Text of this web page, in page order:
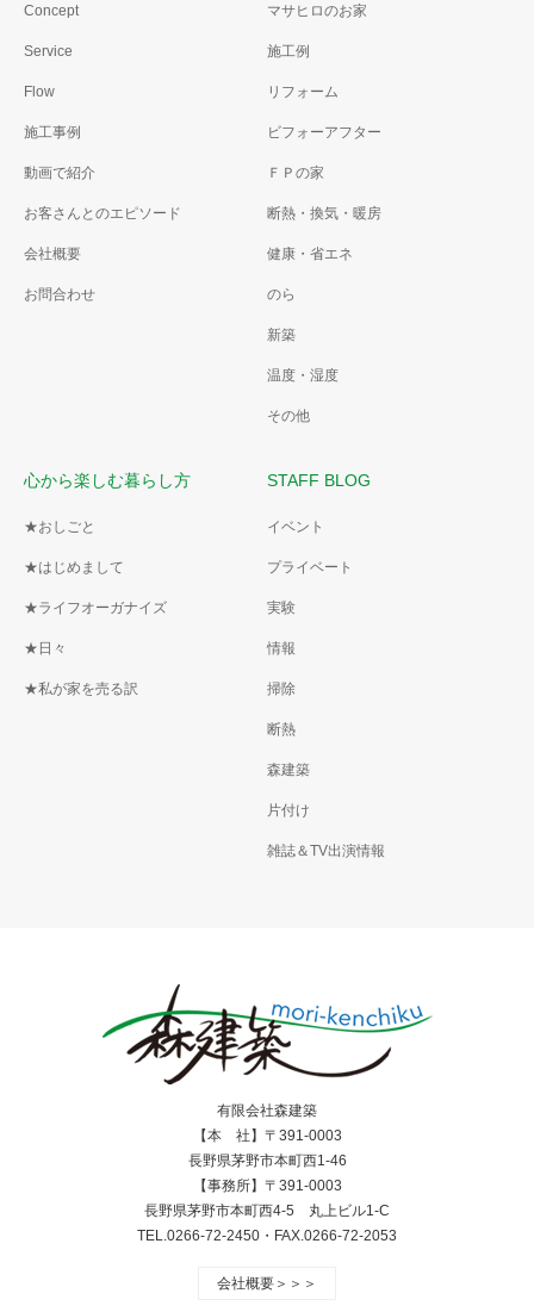
Concept
Service
Flow
施工事例
動画で紹介
お客さんとのエピソード
会社概要
お問合わせ
マサヒロのお家
施工例
リフォーム
ビフォーアフター
ＦＰの家
断熱・換気・暖房
健康・省エネ
のら
新築
温度・湿度
その他
心から楽しむ暮らし方
★おしごと
★はじめまして
★ライフオーガナイズ
★日々
★私が家を売る訳
STAFF BLOG
イベント
プライベート
実験
情報
掃除
断熱
森建築
片付け
雑誌＆TV出演情報
有限会社森建築
【本 社】〒391-0003
長野県茅野市本町西1-46
【事務所】〒391-0003
長野県茅野市本町西4-5 丸上ビル1-C
TEL.0266-72-2450・FAX.0266-72-2053
会社概要＞＞＞